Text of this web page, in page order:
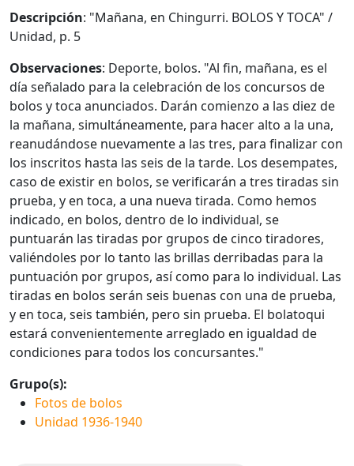
Descripción: "Mañana, en Chingurri. BOLOS Y TOCA" /
Unidad, p. 5
Observaciones: Deporte, bolos. "Al fin, mañana, es el
día señalado para la celebración de los concursos de
bolos y toca anunciados. Darán comienzo a las diez de
la mañana, simultáneamente, para hacer alto a la una,
reanudándose nuevamente a las tres, para finalizar con
los inscritos hasta las seis de la tarde. Los desempates,
caso de existir en bolos, se verificarán a tres tiradas sin
prueba, y en toca, a una nueva tirada. Como hemos
indicado, en bolos, dentro de lo individual, se
puntuarán las tiradas por grupos de cinco tiradores,
valiéndoles por lo tanto las brillas derribadas para la
puntuación por grupos, así como para lo individual. Las
tiradas en bolos serán seis buenas con una de prueba,
y en toca, seis también, pero sin prueba. El bolatoqui
estará convenientemente arreglado en igualdad de
condiciones para todos los concursantes."
Grupo(s):
Fotos de bolos
Unidad 1936-1940